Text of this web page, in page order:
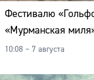
Фестивалю
«Мурманская
10:08 – 7 августа